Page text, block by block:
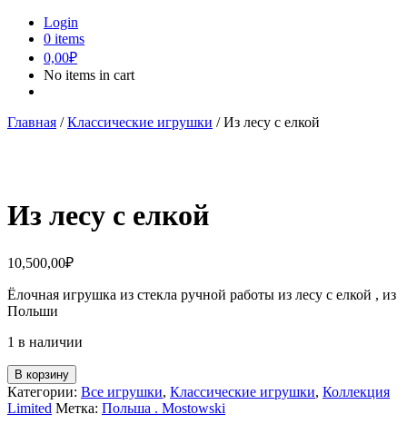
Login
0 items
0,00₽
No items in cart
Главная /Классические игрушки / Из лесу с елкой
Из лесу с елкой
10,500,00₽
Ёлочная игрушка из стекла ручной работы из лесу с елкой , из
Польши
1 в наличии
Количество
товара
Из
В корзину
Категории: Все игрушки, Классические игрушки, Коллекция
Limited Метка: Польша . Mostowski